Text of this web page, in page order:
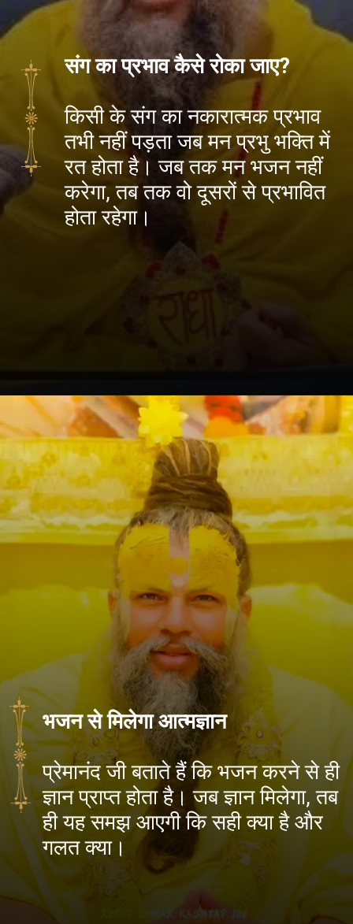
संग का प्रभाव कैसे रोका जाए?
किसी के संग का नकारात्मक प्रभाव
तभी नहीं पड़ता जब मन प्रभु भक्ति में
रत होता है। जब तक मन भजन नहीं
करेगा, तब तक वो दूसरों से प्रभावित
होता रहेगा।
भजन से मिलेगा आत्मज्ञान
प्रेमानंद जी बताते हैं कि भजन करने से ही
ज्ञान प्राप्त होता है। जब ज्ञान मिलेगा, तब
ही यह समझ आएगी कि सही क्या है और
गलत क्या।